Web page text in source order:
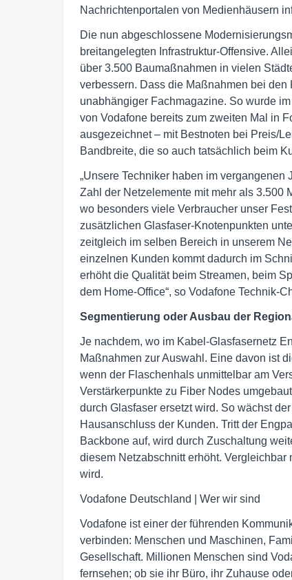
Nachrichtenportalen von Medienhäusern
Die nun abgeschlossene
breitangelegten Infrastruktur-Offensive.
über 3.500 Baumaßnahmen in vielen
verbessern. Dass die Maßnahmen bei
unabhängiger Fachmagazine. So wurde
von Vodafone bereits zum zweiten Mal in
ausgezeichnet – mit Bestnoten bei Preis/
Bandbreite, die so auch tatsächlich beim
„Unsere Techniker haben im
Zahl der Netzelemente mit mehr als 3.500
wo besonders viele Verbraucher unser
zusätzlichen Glasfaser-Knotenpunkten
zeitgleich im selben Bereich in unserem
einzelnen Kunden kommt dadurch im
erhöht die Qualität beim Streamen, beim
dem Home-Office“, so Vodafone Technik-
Segmentierung oder Ausbau der
Je nachdem, wo im Kabel-Glasfasernetz
Maßnahmen zur Auswahl. Eine davon ist
wenn der Flaschenhals unmittelbar am
Verstärkerpunkte zu Fiber Nodes
durch Glasfaser ersetzt wird. So wächst
Hausanschluss der Kunden. Tritt der
Backbone auf, wird durch Zuschaltung
diesem Netzabschnitt erhöht.
wird.
Vodafone Deutschland | Wer wir sind
Vodafone ist einer der führenden
verbinden: Menschen und Maschinen,
Gesellschaft. Millionen Menschen sind
fernsehen; ob sie ihr Büro, ihr Zuhause